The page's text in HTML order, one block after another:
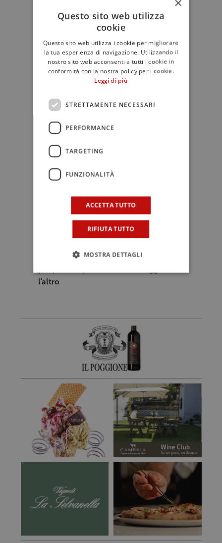
(erbacee, floreali, di frutta secca, ecc.)
confrontare diversi bastoncini di varie
stagionature per allenare il naso e
riconoscere le differenze
Gusto: masticare brevemente il
formaggio e portarlo al palato con la
cogliere dolcezza, sapidità, sentori
umami, prestare attenzione al
bocca, che lascerà i ricordi più
persistenti
evitare di alternare il formaggio con
utilizzare spicchi di mela sottili e acqua
l’altro
Questo sito web utilizza
cookie
Questo sito web utilizza i cookie per migliorare
la tua esperienza di navigazione. Utilizzando il
nostro sito web acconsenti a tutti i cookie in
conformità con la nostra policy per i cookie.
Leggi di più
STRETTAMENTE NECESSARI
PERFORMANCE
TARGETING
FUNZIONALITÀ
ACCETTA TUTTO
RIFIUTA TUTTO
MOSTRA DETTAGLI